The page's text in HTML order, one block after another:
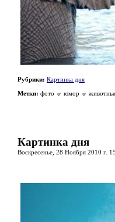
Рубрики: Картинка дня
Метки: фото юмор
Картинка дня
Воскресенье, 28 Ноября 2010 г.